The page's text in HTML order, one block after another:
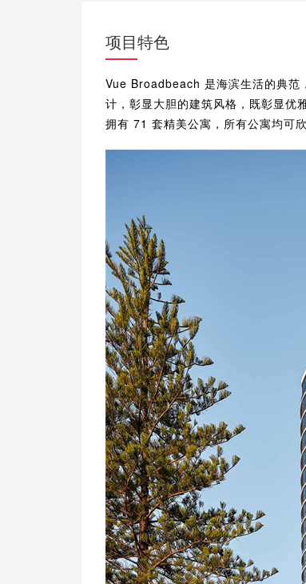
项目特色
Vue Broadbeach 是海滨生活的典范
计，彰显大胆的建筑风格，既彰显优
拥有 71 套精美公寓，所有公寓均可欣